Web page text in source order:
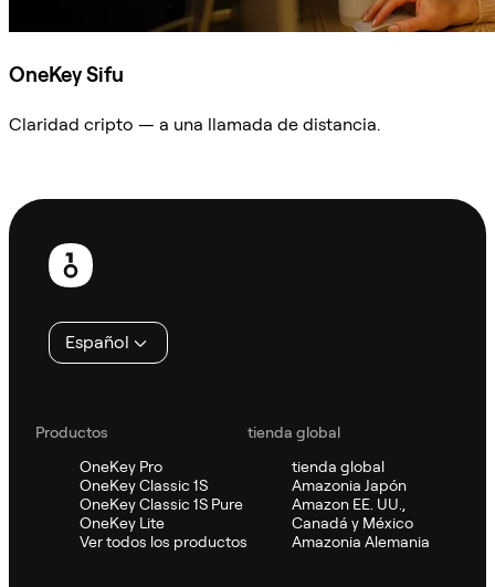
OneKey Sifu
Claridad cripto — a una llamada de distancia.
Pie
página
Español
Productos
OneKey Pro
OneKey Classic 1S
OneKey Classic 1S Pure
OneKey Lite
Ver todos los productos
tienda global
tienda global
Amazonia Japón
Amazon EE. UU.,
Canadá y México
Amazonia Alemania